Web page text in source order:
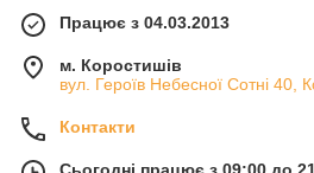
Працює з 04.03.2013
м. Коростишів
вул. Героїв Небесної Сотні 40,
Контакти